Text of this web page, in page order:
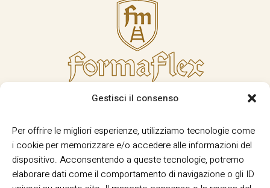
Gestisci il consenso
Per offrire le migliori esperienze, utilizziamo tecnologie come
i cookie per memorizzare e/o accedere alle informazioni del
dispositivo. Acconsentendo a queste tecnologie, potremo
elaborare dati come il comportamento di navigazione o gli ID